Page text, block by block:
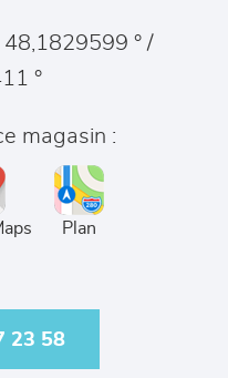
48,1829599 ° /
°
magasin :
Plan
23 58